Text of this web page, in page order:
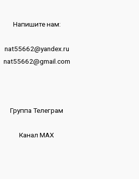
Напишите нам:
nat55662@yandex.ru
nat55662@gmail.com
Группа Телеграм
Канал МАХ